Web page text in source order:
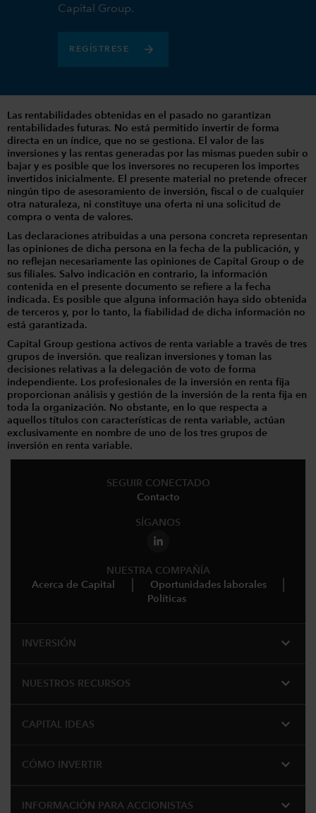
Capital Group.
REGÍSTRESE
Las rentabilidades obtenidas en el pasado no garantizan
rentabilidades futuras. No está permitido invertir de forma
directa en un índice, que no se gestiona. El valor de las
inversiones y las rentas generadas por las mismas pueden subir o
bajar y es posible que los inversores no recuperen los importes
invertidos inicialmente. El presente material no pretende ofrecer
ningún tipo de asesoramiento de inversión, fiscal o de cualquier
otra naturaleza, ni constituye una oferta ni una solicitud de
compra o venta de valores.
Las declaraciones atribuidas a una persona concreta representan
las opiniones de dicha persona en la fecha de la publicación, y
no reflejan necesariamente las opiniones de Capital Group o de
sus filiales. Salvo indicación en contrario, la información
contenida en el presente documento se refiere a la fecha
indicada. Es posible que alguna información haya sido obtenida
de terceros y, por lo tanto, la fiabilidad de dicha información no
está garantizada.
Capital Group gestiona activos de renta variable a través de tres
grupos de inversión. que realizan inversiones y toman las
decisiones relativas a la delegación de voto de forma
independiente. Los profesionales de la inversión en renta fija
proporcionan análisis y gestión de la inversión de la renta fija en
toda la organización. No obstante, en lo que respecta a
aquellos títulos con características de renta variable, actúan
exclusivamente en nombre de uno de los tres grupos de
inversión en renta variable.
SEGUIR CONECTADO
Contacto
SÍGANOS
NUESTRA COMPAÑÍA
Acerca de Capital
Oportunidades laborales
Políticas
INVERSIÓN expand_more
NUESTROS RECURSOS expand_more
CAPITAL IDEAS expand_more
CÓMO INVERTIR expand_more
INFORMACIÓN PARA ACCIONISTAS expand_more